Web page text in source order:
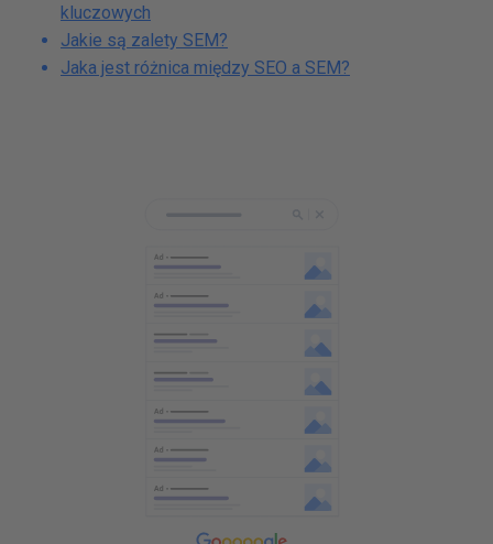
kluczowych
Jakie są zalety SEM?
Jaka jest różnica między SEO a SEM?